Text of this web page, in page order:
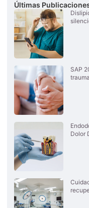
Últimas
SAP
Dolor